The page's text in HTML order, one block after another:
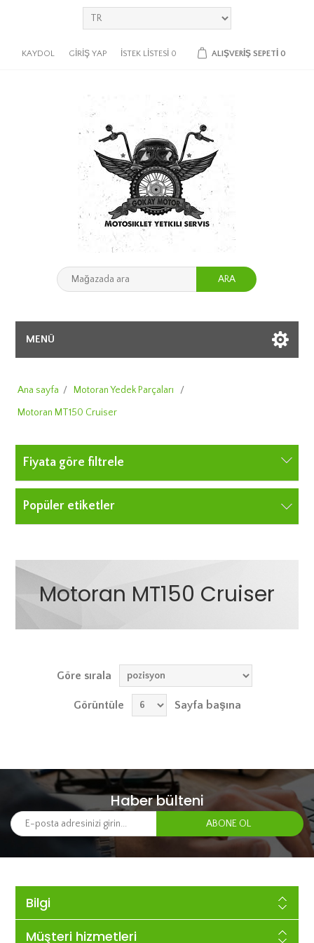
KAYDOL GIRIŞ YAP İSTEK LISTESI 0 ALIŞVERIŞ SEPETI 0
ARA
MENÜ
Ana sayfa / Motoran Yedek Parçaları
/
Motoran MT150 Cruiser
Fiyata göre filtrele
Popüler etiketler
Motoran MT150 Cruiser
Göre sırala
Görüntüle Sayfa başına
Haber bülteni
Bilgi
Müşteri hizmetleri